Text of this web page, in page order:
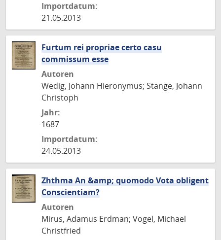
Importdatum:
21.05.2013
Furtum rei propriae certo casu
commissum esse
Autoren
Wedig, Johann Hieronymus; Stange, Johann
Christoph
Jahr:
1687
Importdatum:
24.05.2013
Zhthma An &amp; quomodo Vota obligent
Conscientiam?
Autoren
Mirus, Adamus Erdman; Vogel, Michael
Christfried